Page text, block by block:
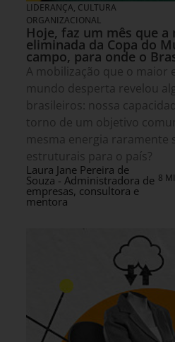
LIDERANÇA, CULTURA
ORGANIZACIONAL
Hoje, faz um mês que a
eliminada da Copa do
campo, para onde o
A mobilização que o maior
mundo desperta revelou
brasileiros: nossa
torno de um objetivo
mesma energia raramente
estruturais para o país?
Laura Jane Pereira de
Souza - Administradora de
empresas, consultora e
mentora
8